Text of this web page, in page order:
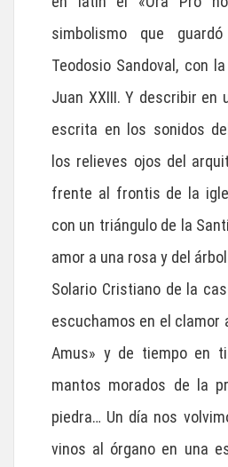
simbolismo que
Teodosio Sandoval, con
Juan XXIII. Y describir en
escrita en los sonidos
los relieves ojos del
frente al frontis de la
con un triángulo de la
amor a una rosa y del
Solario Cristiano de la
escuchamos en el clamor
Amus» y de tiempo en
mantos morados de la
piedra… Un día nos
vinos al órgano en una